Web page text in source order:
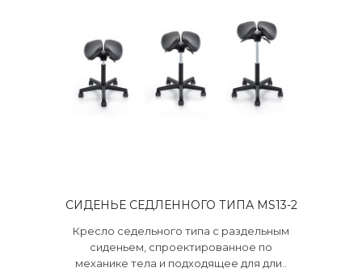
СИДЕНЬЕ СЕДЛЕННОГО ТИПА MS13-2
Кресло седельного типа с раздельным
сиденьем, спроектированное по
механике тела и подходящее для дли..